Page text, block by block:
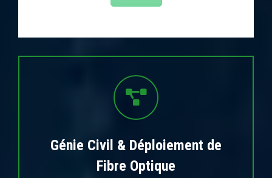
Génie Civil & Déploiement de
Fibre Optique